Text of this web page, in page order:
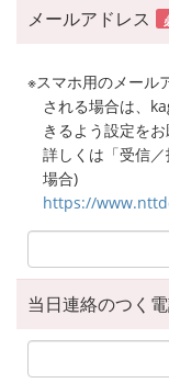
メールアドレス
※スマホ用のメール
される場合は、
きるよう設定をお
詳しくは「受信
場合)
https://
当日連絡のつく